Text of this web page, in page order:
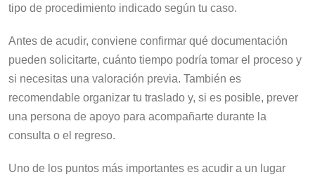
tipo de procedimiento indicado según tu caso.
Antes de acudir, conviene confirmar qué documentación
pueden solicitarte, cuánto tiempo podría tomar el proceso y
si necesitas una valoración previa. También es
recomendable organizar tu traslado y, si es posible, prever
una persona de apoyo para acompañarte durante la
consulta o el regreso.
Uno de los puntos más importantes es acudir a un lugar